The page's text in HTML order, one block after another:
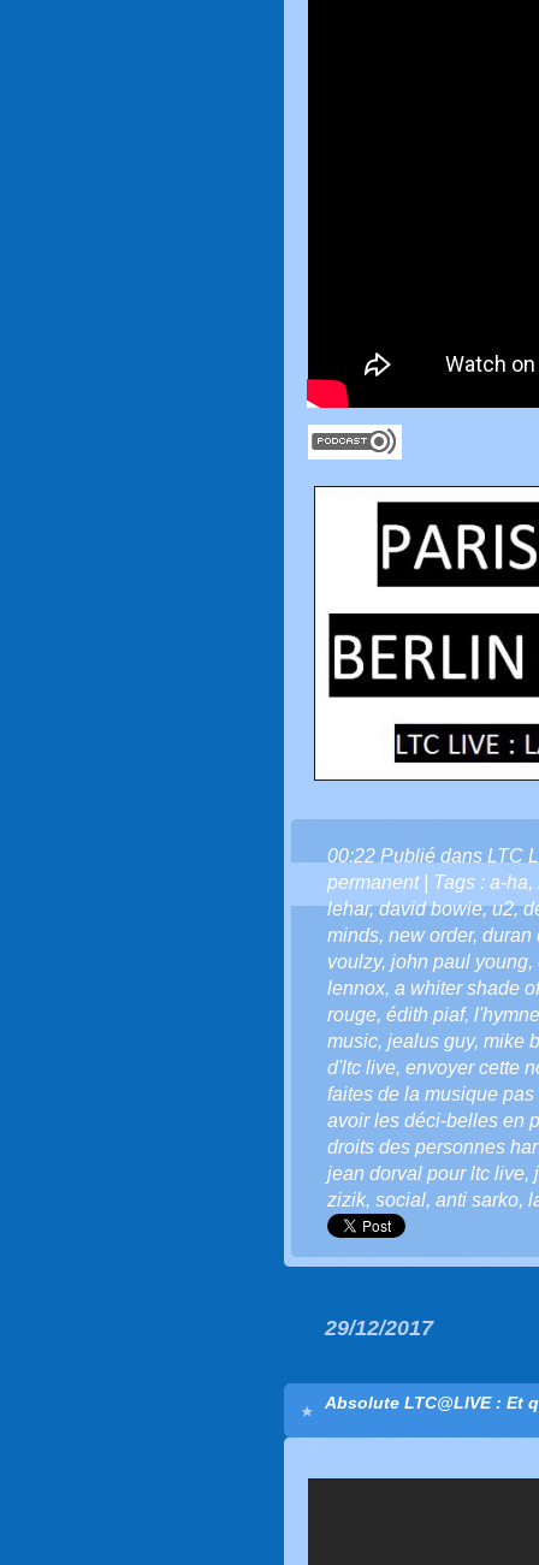
00:22 Publié dans LTC
permanent| Tags : a-ha,
lehar,david bowie,u2,
minds, new order, duran
voulzy, john paul young,
lennox, a whiter shade
rouge, édith piaf,
music, jealus guy, mike
d'ltc live, envoyer cette
faites de la musique
avoir les déci-belles en
droits des personnes
jean dorval pour ltc live,
zizik, social, anti sarko,
29/12/2017
Absolute LTC@LIVE : Et